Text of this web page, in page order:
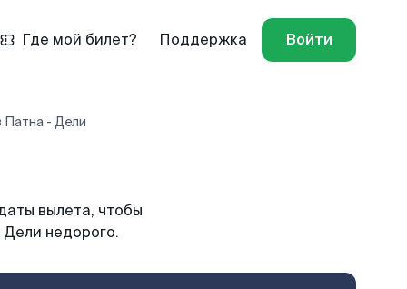
Где мой билет? Поддержка Войти
Патна - Дели
вылета, чтобы
Дели недорого.